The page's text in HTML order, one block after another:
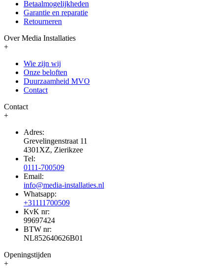
Betaalmogelijkheden
Garantie en reparatie
Retourneren
Over Media Installaties
+
Wie zijn wij
Onze beloften
Duurzaamheid MVO
Contact
Contact
+
Adres:
Grevelingenstraat 11
4301XZ, Zierikzee
Tel:
0111-700509
Email:
info@media-installaties.nl
Whatsapp:
+31111700509
KvK nr:
99697424
BTW nr:
NL852640626B01
Openingstijden
+